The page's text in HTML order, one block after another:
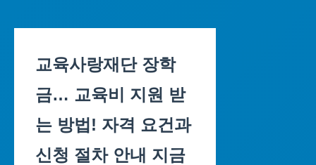
교육사랑재단 장학
금… 교육비 지원 받
는 방법! 자격 요건과
신청 절차 안내 지금